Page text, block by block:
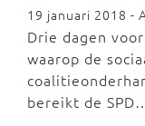
19 januari 2018 -
Drie dagen
waarop de
bereikt de